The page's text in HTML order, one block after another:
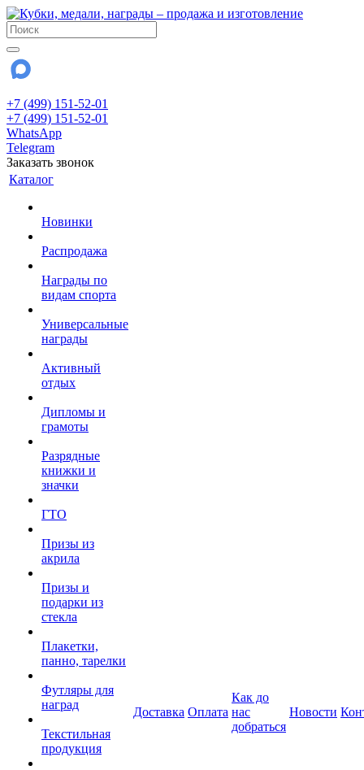
+7 (499) 151-52-01
+7 (499) 151-52-01
WhatsApp
Telegram
Заказать звонок
Каталог
Новинки
Распродажа
Награды по
видам спорта
Универсальные
награды
Активный
отдых
Дипломы и
грамоты
Разрядные
книжки и
значки
ГТО
Призы из
акрила
Призы и
подарки из
стекла
Плакетки,
панно, тарелки
Футляры для
наград
Текстильная
продукция
Доставка Оплата
Как до
нас
добраться
Новости